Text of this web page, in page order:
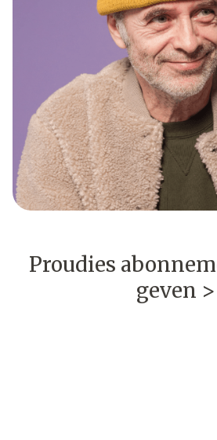
Proudies
geven >